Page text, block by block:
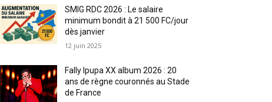
SMIG RDC 2026 : Le salaire
minimum bondit à 21 500 FC/jour
dès janvier
12 juin 2025
Fally Ipupa XX album 2026 : 20
ans de règne couronnés au Stade
de France